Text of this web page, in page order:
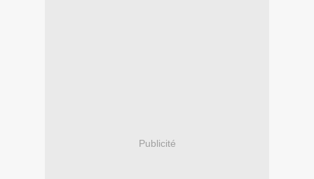
Publicité